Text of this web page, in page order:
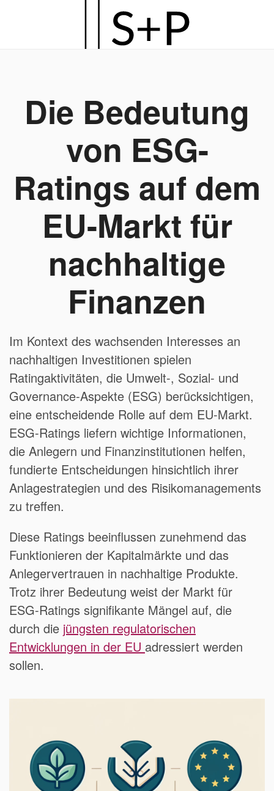
Hauptinhalt
Die Bedeutung
von ESG-
Ratings auf dem
EU-Markt für
nachhaltige
Finanzen
Im Kontext des wachsenden Interesses an
nachhaltigen Investitionen spielen
Ratingaktivitäten, die Umwelt-, Sozial- und
Governance-Aspekte (ESG) berücksichtigen,
eine entscheidende Rolle auf dem EU-Markt.
ESG-Ratings liefern wichtige Informationen,
die Anlegern und Finanzinstitutionen helfen,
fundierte Entscheidungen hinsichtlich ihrer
Anlagestrategien und des Risikomanagements
zu treffen.
Diese Ratings beeinflussen zunehmend das
Funktionieren der Kapitalmärkte und das
Anlegervertrauen in nachhaltige Produkte.
Trotz ihrer Bedeutung weist der Markt für
ESG-Ratings signifikante Mängel auf, die
durch die jüngsten regulatorischen
Entwicklungen in der EU adressiert werden
sollen.